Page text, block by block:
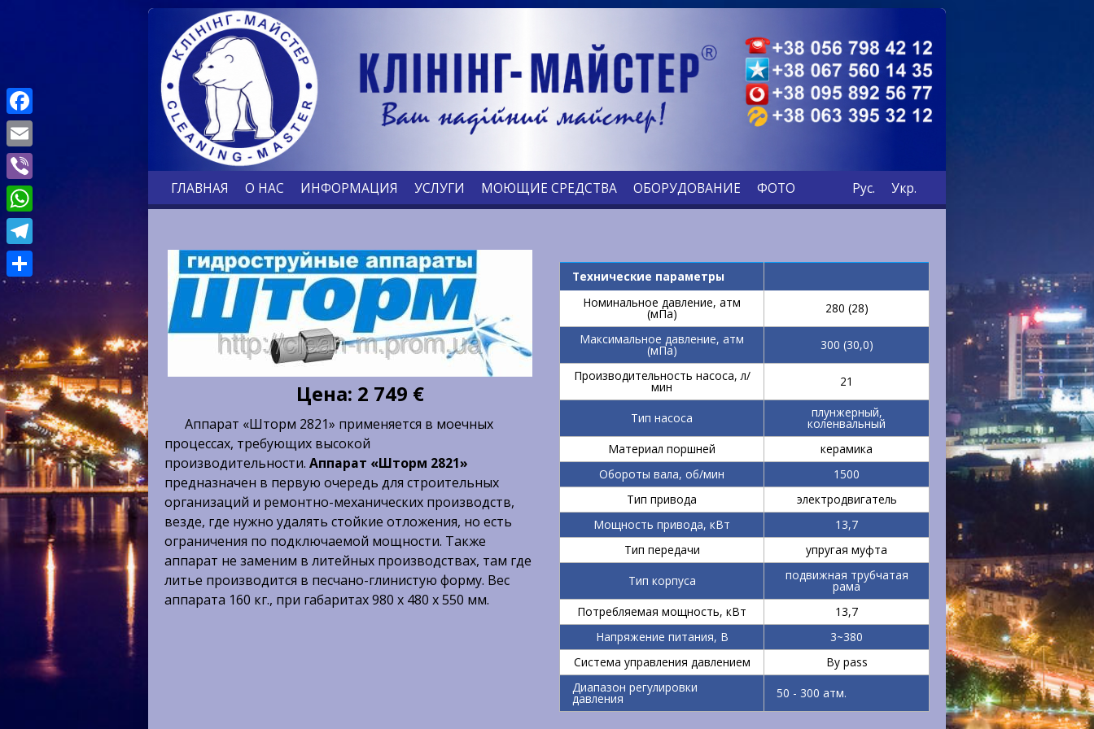
+38 056 798 42 12
+38 067 560 14 35
+38 095 892 56 77
+38 063 395 32 12
ГЛАВНАЯ О НАС ИНФОРМАЦИЯ УСЛУГИ МОЮЩИЕ СРЕДСТВА ОБОРУДОВАНИЕ ФОТО Рус. Укр.
Цена: 2 749 €
Аппарат «Шторм 2821» применяется в моечных
процессах, требующих высокой
производительности. Аппарат «Шторм 2821»
предназначен в первую очередь для строительных
организаций и ремонтно-механических производств,
везде, где нужно удалять стойкие отложения, но есть
ограничения по подключаемой мощности. Также
аппарат не заменим в литейных производствах, там где
литье производится в песчано-глинистую форму. Вес
аппарата 160 кг., при габаритах 980 х 480 х 550 мм.
Технические параметры
Номинальное давление, атм
(мПа)
280 (28)
Максимальное давление, атм
(мПа)
300 (30,0)
Производительность насоса, л/
мин 21
Тип насоса плунжерный,
коленвальный
Материал поршней
керамика
Обороты вала, об/мин
1500
Тип привода
электродвигатель
Мощность привода, кВт
13,7
Тип передачи
упругая муфта
Тип корпуса
подвижная трубчатая
рама
Потребляемая мощность, кВт
13,7
Напряжение питания, В
3~380
Система управления давлением
By pass
Диапазон регулировки
давления 50 - 300 атм.
Facebook
Email
Viber
WhatsApp
Telegram
Отправить